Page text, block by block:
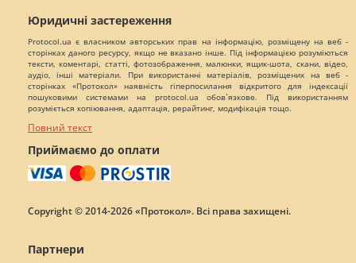
Юридичні застереження
Protocol.ua є власником авторських прав на інформацію, розміщену на веб -
сторінках даного ресурсу, якщо не вказано інше. Під інформацією розуміються
тексти, коментарі, статті, фотозображення, малюнки, ящик-шота, скани, відео,
аудіо, інші матеріали. При використанні матеріалів, розміщених на веб -
сторінках «Протокол» наявність гіперпосилання відкритого для індексації
пошуковими системами на protocol.ua обов`язкове. Під використанням
розуміється копіювання, адаптація, рерайтинг, модифікація тощо.
Повний текст
Приймаємо до оплати
Copyright © 2014-2026 «Протокол». Всі права захищені.
Партнери